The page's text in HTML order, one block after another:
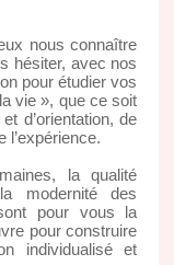
nous connaître
hésiter, avec nos
pour étudier vos
vie », que ce soit
d’orientation, de
l’expérience.
la qualité
modernité des
pour vous la
pour construire
individualisé et